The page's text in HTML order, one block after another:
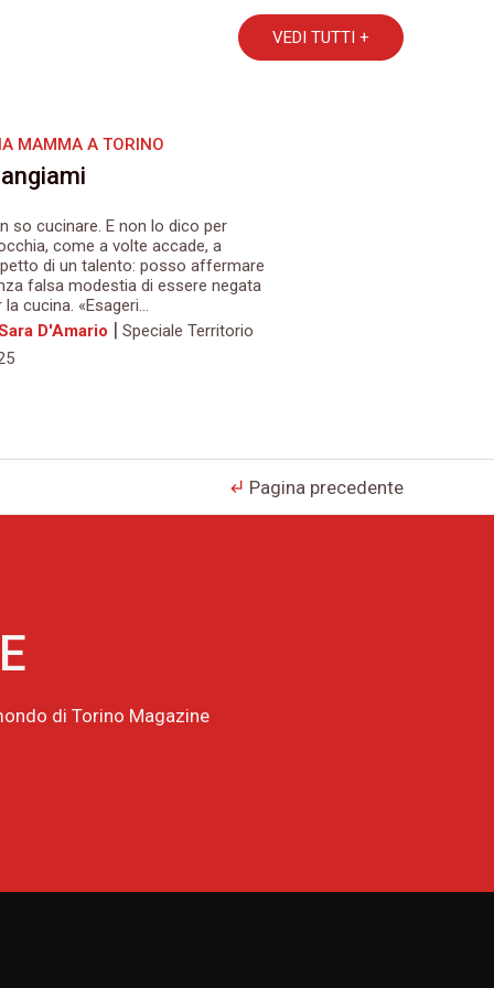
VEDI TUTTI +
MAMMA A TORINO
so cucinare. E non lo dico per
come a volte accade, a
di un talento: posso affermare
falsa modestia di essere negata
la cucina. «Esageri...
D'Amario | Speciale Territorio
subdirectory_arrow_left Pagina precedente
di Torino Magazine